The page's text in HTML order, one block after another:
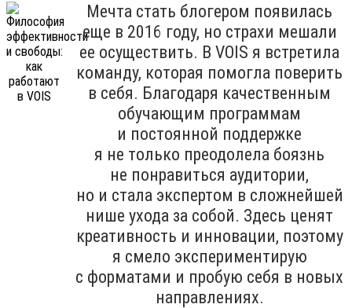
Мечта стать блогером появилась
еще в 2016 году, но страхи мешали
ее осуществить. В VOIS я встретила
команду, которая помогла поверить
в себя. Благодаря качественным
обучающим программам
и постоянной поддержке
я не только преодолела боязнь
не понравиться аудитории,
но и стала экспертом в сложнейшей
нише ухода за собой. Здесь ценят
креативность и инновации, поэтому
я смело экспериментирую
с форматами и пробую себя в новых
направлениях.